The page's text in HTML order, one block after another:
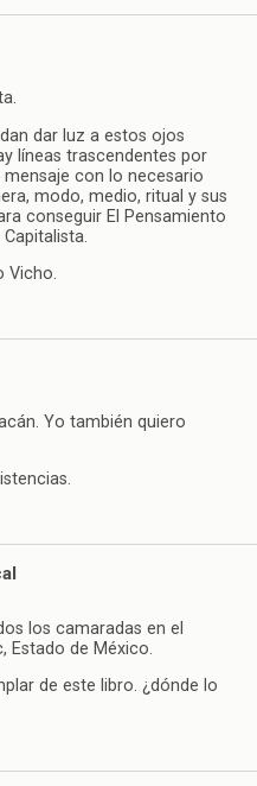
dar luz a estos ojos
líneas trascendentes por
mensaje con lo necesario
modo, medio, ritual y sus
conseguir El Pensamiento
Vicho.
Yo también quiero
los camaradas en el
Estado de México.
de este libro. ¿dónde lo